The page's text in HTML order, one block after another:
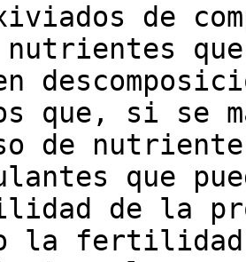
de
nutrientes
que, si se
de
que
de la
la